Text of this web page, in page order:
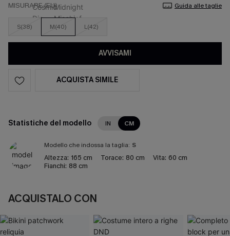
MISURARE (EU) Guida alle taglie
S(38) M(40) L(42)
AVVISAMI
ACQUISTA SIMILE
Statistiche del modello IN CM
Modello che indossa la taglia: S
Altezza: 165 cm Torace: 80 cm Vita: 60 cm
Fianchi: 88 cm
ACQUISTALO CON